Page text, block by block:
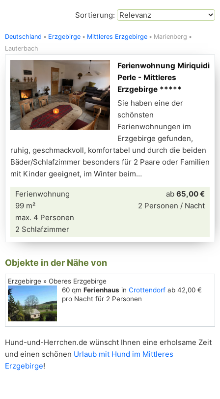
Sortierung:
Deutschland Erzgebirge Mittleres Erzgebirge
Marienberg
Lauterbach
Ferienwohnung Miriquidi
Perle - Mittleres
Erzgebirge *****
Sie haben eine der
schönsten
Ferienwohnungen im
Erzgebirge gefunden,
ruhig, geschmackvoll, komfortabel und durch die beiden
Bäder/Schlafzimmer besonders für 2 Paare oder Familien
mit Kinder geeignet, im Winter beim
Ferienwohnung
99 m²
max. 4 Personen
2 Schlafzimmer
ab 65,00 €
2 Personen / Nacht
Objekte in der Nähe von
Erzgebirge » Oberes Erzgebirge
60 qm Ferienhaus in Crottendorf ab 42,00 €
pro Nacht für 2 Personen
Hund-und-Herrchen.de wünscht Ihnen eine erholsame Zeit
und einen schönen Urlaub mit Hund im Mittleres
Erzgebirge!